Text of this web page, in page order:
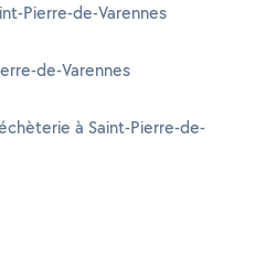
Pierre-de-Varennes
de-Varennes
à Saint-Pierre-de-